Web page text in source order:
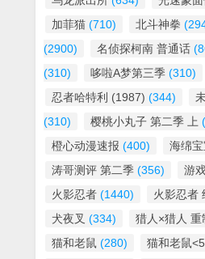
加菲猫 (710) 北斗神拳
(2900)
名侦探柯南 普通话
(310)
哆啦A梦第三季 (310)
忍者哈特利 (1987) (344)
(310)
樱桃小丸子 第二季 上
橙心动漫速报 (400) 海绵宝
涛哥测评 第二季 (356) 游
火影忍者 (1440) 火影忍者
犬夜叉 (334) 猎人×猎人 重
猫和老鼠 (280) 猫和老鼠